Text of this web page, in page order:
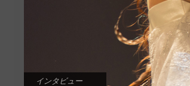
インタビュー